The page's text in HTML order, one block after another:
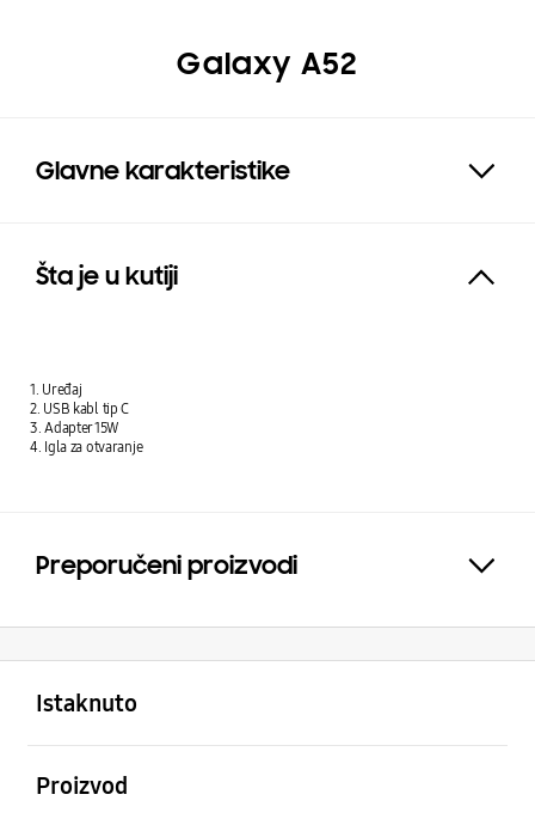
Galaxy A52
Glavne karakteristike
Šta je u kutiji
1. Uređaj
2. USB kabl tip C
3. Adapter 15W
4. Igla za otvaranje
Preporučeni proizvodi
Istaknuto
Proizvod